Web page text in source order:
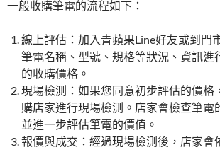
一般收購筆電的流程如下：
線上評估：加入青蘋果Line好友或到門
筆電名稱、型號、規格等狀況、資訊進
的收購價格。
現場檢測：如果您同意初步評估的價格
購店家進行現場檢測。店家會檢查筆電
並進一步評估筆電的價值。
報價與成交：經過現場檢測後，店家會